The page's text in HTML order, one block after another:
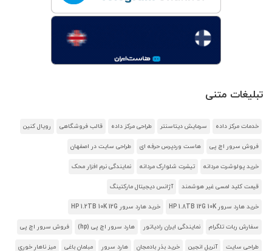
تبلیغات متنی
خدمات مرکز داده سرمایش دیتاسنتر طراحی مرکز داده قالب فروشگاهی رویال کنین
فروش سرور اچ پی هاست وردپرس حرفه ای طراحی سایت در اصفهان
خرید پولوشرت مردانه تیشرت شلوارک مردانه نمایندگی نرم افزار محک
قیمت کلید لمسی غیر هوشمند آژانس دیجیتال مارکتینگ
خرید هارد سرور HP 1.8TB 12G 10K خرید هارد سرور HP 1.2TB 10K 12G
سفارش ربات تلگرام نمایندگی ایران رادیاتور هارد سرور اچ پی (hp) فروش سرور اچ پی
طراحی سایت آنریل انجین خرید بذر بادمجان هارد سرور مبلمان باغی میز ناهار خوری